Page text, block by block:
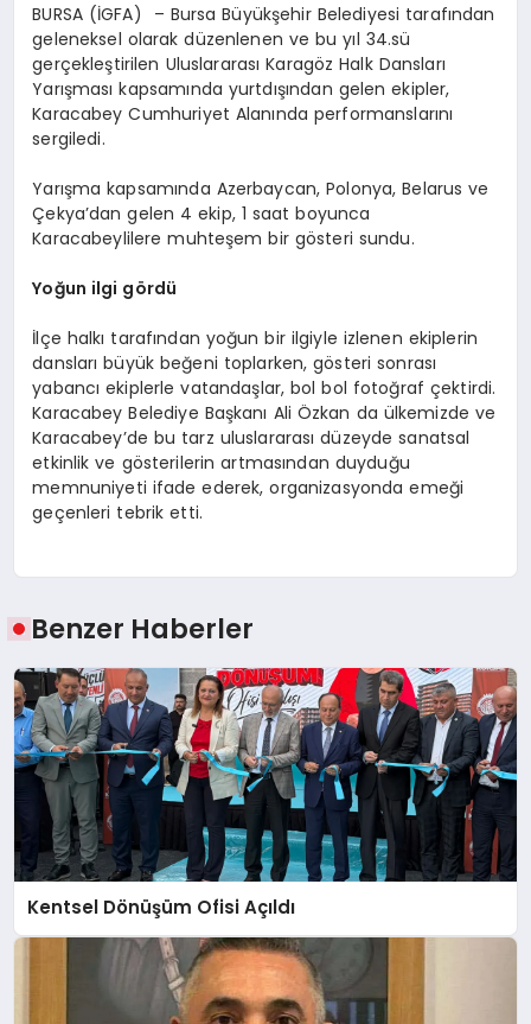
SPOR
BURSA (İGFA) – Bursa Büyükşehir Belediyesi tarafından
geleneksel olarak düzenlenen ve bu yıl 34.sü
gerçekleştirilen Uluslararası Karagöz Halk Dansları
Yarışması kapsamında yurtdışından gelen ekipler,
Karacabey Cumhuriyet Alanında performanslarını
sergiledi.
Yarışma kapsamında Azerbaycan, Polonya, Belarus ve
Çekya’dan gelen 4 ekip, 1 saat boyunca
Karacabeylilere muhteşem bir gösteri sundu.
Yoğun ilgi gördü
İlçe halkı tarafından yoğun bir ilgiyle izlenen ekiplerin
dansları büyük beğeni toplarken, gösteri sonrası
yabancı ekiplerle vatandaşlar, bol bol fotoğraf çektirdi.
Karacabey Belediye Başkanı Ali Özkan da ülkemizde ve
Karacabey’de bu tarz uluslararası düzeyde sanatsal
etkinlik ve gösterilerin artmasından duyduğu
memnuniyeti ifade ederek, organizasyonda emeği
geçenleri tebrik etti.
Benzer Haberler
Kentsel Dönüşüm Ofisi Açıldı